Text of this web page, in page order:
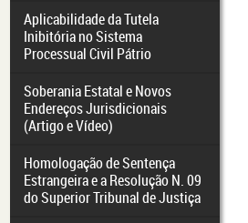
Aplicabilidade da Tutela
Inibitória no Sistema
Processual Civil Pátrio
Soberania Estatal e Novos
Endereços Jurisdicionais
(Artigo e Vídeo)
Homologação de Sentença
Estrangeira e a Resolução N. 09
do Superior Tribunal de Justiça